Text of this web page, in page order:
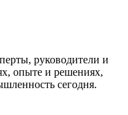
руководители и
опыте и решениях,
сегодня.